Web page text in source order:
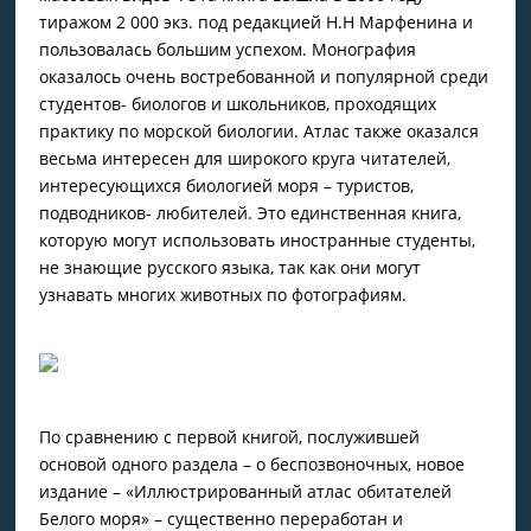
тиражом 2 000 экз. под редакцией Н.Н Марфенина и
пользовалась большим успехом. Монография
оказалось очень востребованной и популярной среди
студентов- биологов и школьников, проходящих
практику по морской биологии. Атлас также оказался
весьма интересен для широкого круга читателей,
интересующихся биологией моря – туристов,
подводников- любителей. Это единственная книга,
которую могут использовать иностранные студенты,
не знающие русского языка, так как они могут
узнавать многих животных по фотографиям.
По сравнению с первой книгой, послужившей
основой одного раздела – о беспозвоночных, новое
издание – «Иллюстрированный атлас обитателей
Белого моря» – существенно переработан и